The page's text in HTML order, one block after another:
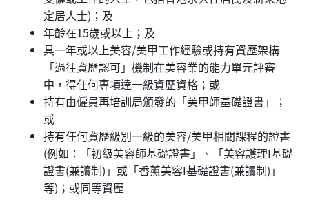
定居人士)；及
年齡在15歲或以上；及
具一年或以上美容/美甲工作經驗或持有資歷架構
「過往資歷認可」機制在美容業的能力單元評審
中，得任何專項達一級資歷資格；或
持有由僱員再培訓局頒發的「美甲師基礎證書」；
或
持有任何資歷級別一級的美容/美甲相關課程的證書
(例如：「初級美容師基礎證書」、「美容護理I基礎
證書(兼讀制)」或「香薰美容I基礎證書(兼讀制)」
等)；或同等資歷